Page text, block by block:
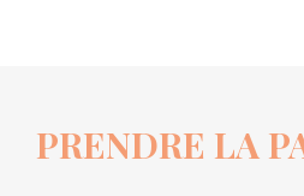
PRENDRE LA